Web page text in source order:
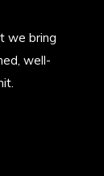
we bring
well-